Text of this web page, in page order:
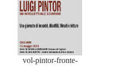
vol-pintor-fronte-